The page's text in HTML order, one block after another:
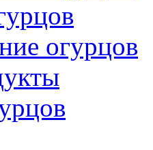
огурцов